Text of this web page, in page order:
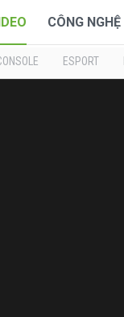
CÔNG NGHỆ
ESPORT